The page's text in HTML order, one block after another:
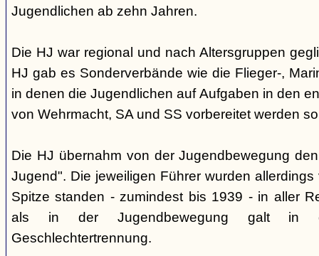
Jugendlichen ab zehn Jahren.
Die HJ war regional und nach Altersgruppen
HJ gab es Sonderverbände wie die Flieger-,
in denen die Jugendlichen auf Aufgaben in den
von Wehrmacht, SA und SS vorbereitet werden
Die HJ übernahm von der Jugendbewegung
Jugend". Die jeweiligen Führer wurden
Spitze standen - zumindest bis 1939 - in aller
als in der Jugendbewegung galt in
Geschlechtertrennung.